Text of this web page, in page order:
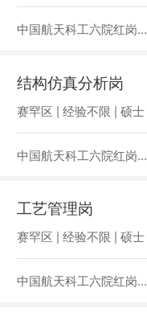
中国航天科工六院红岗...
结构仿真分析岗
赛罕区 | 经验不限 | 硕士
中国航天科工六院红岗...
工艺管理岗
赛罕区 | 经验不限 | 硕士
中国航天科工六院红岗...